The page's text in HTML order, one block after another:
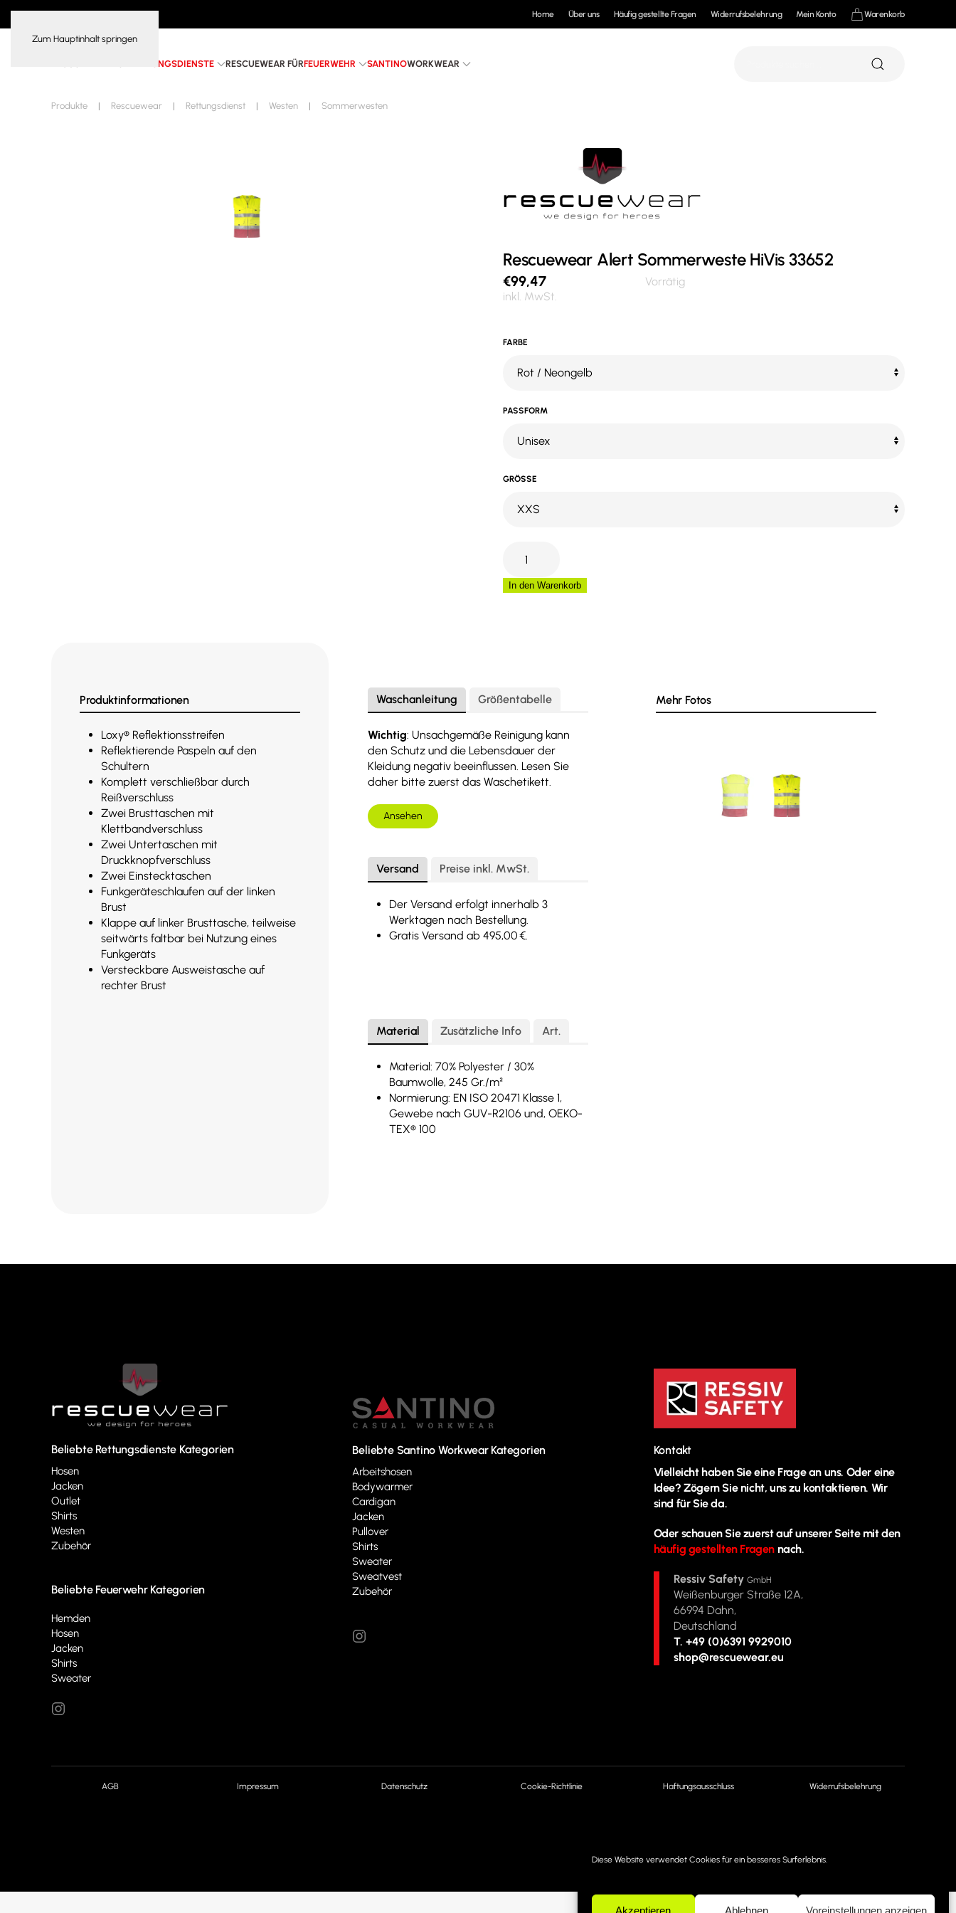
Diese Website verwendet Cookies für ein besseres Surferlebnis.
Akzeptieren Ablehnen Voreinstellungen anzeigen
Zum Hauptinhalt springen
Home Über uns Häufig gestellte Fragen Widerrufsbelehrung Mein Konto Warenkorb
RETTUNGSDIENSTE RESCUEWEAR FÜRFEUERWEHR SANTINOWORKWEAR
Produkte Rescuewear Rettungsdienst Westen Sommerwesten
Rescuewear Alert Sommerweste HiVis 33652
€99,47
Vorrätig
inkl. MwSt.
FARBE
PASSFORM
GRÖSSE
Alert
Sommerweste
HiVis
In den Warenkorb
Produktinformationen
Loxy® Reflektionsstreifen
Reflektierende Paspeln auf den
Schultern
Komplett verschließbar durch
Reißverschluss
Zwei Brusttaschen mit
Klettbandverschluss
Zwei Untertaschen mit
Druckknopfverschluss
Zwei Einstecktaschen
Funkgeräteschlaufen auf der linken
Brust
Klappe auf linker Brusttasche, teilweise
seitwärts faltbar bei Nutzung eines
Funkgeräts
Versteckbare Ausweistasche auf
rechter Brust
Waschanleitung Größentabelle
Wichtig: Unsachgemäße Reinigung kann
den Schutz und die Lebensdauer der
Kleidung negativ beeinflussen. Lesen Sie
daher bitte zuerst das Waschetikett.
Ansehen
Versand Preise inkl. MwSt.
Der Versand erfolgt innerhalb 3
Werktagen nach Bestellung.
Gratis Versand ab 495,00 €.
Material Zusätzliche Info Art.
Material: 70% Polyester / 30%
Baumwolle, 245 Gr./m²
Normierung: EN ISO 20471 Klasse 1,
Gewebe nach GUV-R2106 und, OEKO-
TEX® 100
Mehr Fotos
Beliebte Rettungsdienste Kategorien
Hosen
Jacken
Outlet
Shirts
Westen
Zubehör
Beliebte Feuerwehr Kategorien
Hemden
Hosen
Jacken
Shirts
Sweater
Beliebte Santino Workwear Kategorien
Arbeitshosen
Bodywarmer
Cardigan
Jacken
Pullover
Shirts
Sweater
Sweatvest
Zubehör
Kontakt
Vielleicht haben Sie eine Frage an uns. Oder eine
Idee? Zögern Sie nicht, uns zu kontaktieren. Wir
sind für Sie da.
Oder schauen Sie zuerst auf unserer Seite mit den
häufig gestellten Fragen nach.
Ressiv Safety GmbH
Weißenburger Straße 12A,
66994 Dahn,
Deutschland
T. +49 (0)6391 9929010
shop@rescuewear.eu
AGB Impressum Datenschutz Cookie-Richtlinie Haftungsausschluss Widerrufsbelehrung